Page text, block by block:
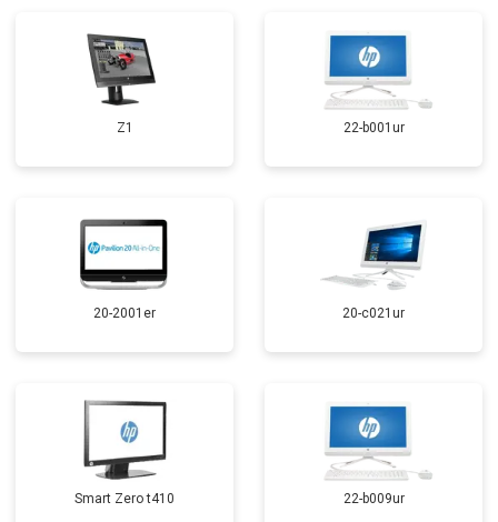
Z1 22-b001ur
20-2001er 20-c021ur
Smart Zero t410 22-b009ur